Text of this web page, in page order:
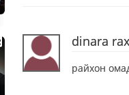
dinara
райхон